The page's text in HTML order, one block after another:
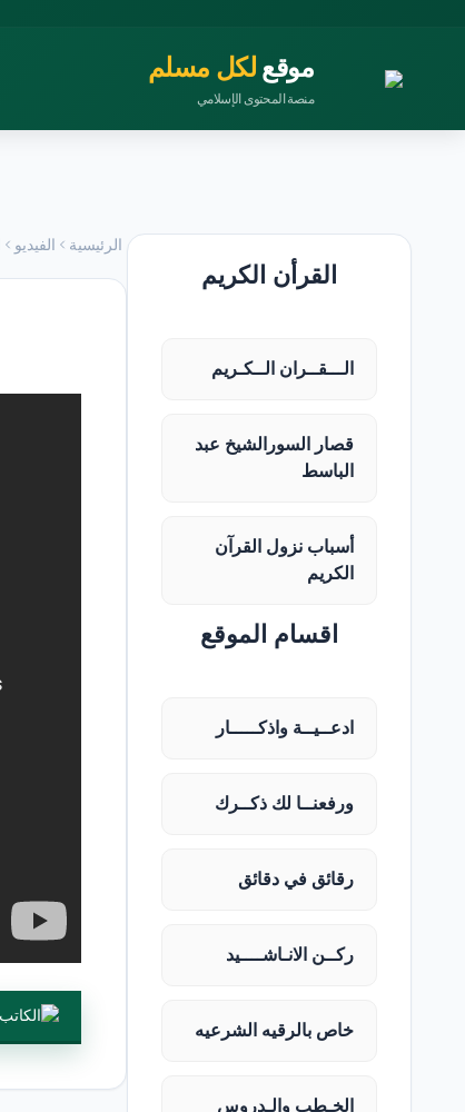
موقع لكل مسلم
منصة المحتوى الإسلامي
القرأن الكريم
الـــقــران الــكـريم
قصار السورالشيخ عبد
الباسط
أسباب نزول القرآن
الكريم
اقسام الموقع
ادعــيــة واذكـــــار
ورفعنــا لك ذكــرك
رقائق في دقائق
ركــن الانـاشــــيد
خاص بالرقيه الشرعيه
الخـطب والـدروس
الرئيسية الفيديو